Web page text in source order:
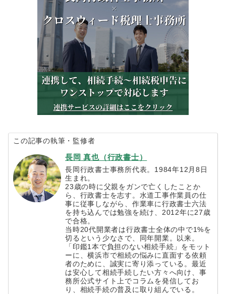
この記事の執筆・監修者
長岡 真也（行政書士）
長岡行政書士事務所代表。1984年12月8日
生まれ。
23歳の時に父親をガンで亡くしたことか
ら、行政書士を志す。水道工事作業員の仕
事に従事しながら、作業車に行政書士六法
を持ち込んでは勉強を続け、2012年に27歳
で合格。
当時20代開業者は行政書士全体の中で1%を
切るという少なさで、同年開業。以来。
「印鑑1本で負担のない相続手続」をモット
ーに、横浜市で相続の悩みに直面する依頼
者のために、誠実に寄り添っている。最近
は安心して相続手続したい方々へ向け、事
務所公式サイト上でコラムを発信してお
り、相続手続の普及に取り組んでいる。